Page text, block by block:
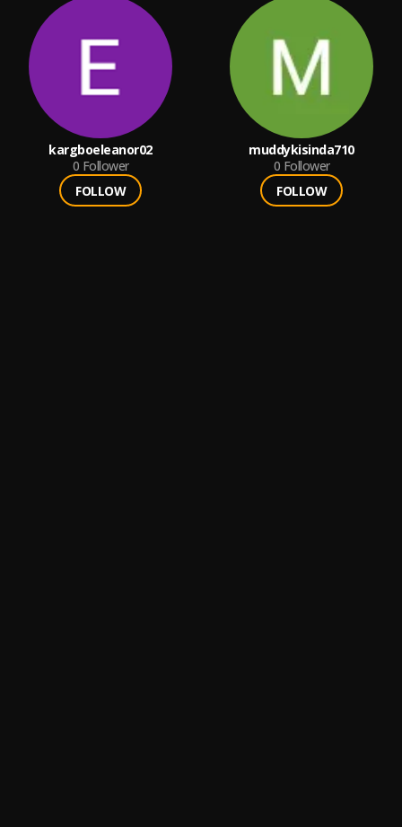
kargboeleanor02
0 Follower
FOLLOW
muddykisinda710
0 Follower
FOLLOW